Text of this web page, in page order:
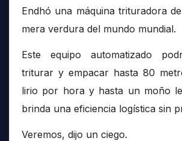
Endhó una máquina trituradora
mera verdura del mundo mundial.
Este equipo automatizado
triturar y empacar hasta 80
lirio por hora y hasta un moño
brinda una eficiencia logística sin
Veremos, dijo un ciego.